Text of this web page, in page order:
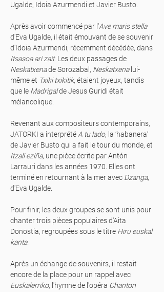
Ugalde, Idoia Azurmendi et Javier Busto.
Après avoir commencé par l'Ave maris stella
d'Eva Ugalde, il était émouvant de se souvenir
d'Idoia Azurmendi, récemment décédée, dans
Itsasoa ari zait. Les deux passages de
Neskatxenade Sorozabal, Neskatxenalui-
même et Txiki txikitik, étaient joyeux, tandis
que le Madrigalde Jesus Guridi était
mélancolique.
Revenant aux compositeurs contemporains,
JATORKI a interprété A tu lado, la ‘habanera’
de Javier Busto qui a fait le tour du monde, et
Itzali eziña, une pièce écrite par Antón
Larrauri dans les années 1970. Elles ont
terminé en retournant à la mer avec Dzanga,
d'Eva Ugalde.
Pour finir, les deux groupes se sont unis pour
chanter trois pièces populaires d'Aita
Donostia, regroupées sous le titre Hiru euskal
kanta.
Après un échange de souvenirs, il restait
encore de la place pour un rappel avec
Euskalerriko, l'hymne de l'opéra Chanton